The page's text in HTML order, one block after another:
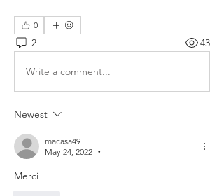
0
2 43
Write a comment...
Newest
macasa49
May 24, 2022
•
Merci